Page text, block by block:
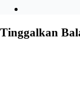
Tinggalkan